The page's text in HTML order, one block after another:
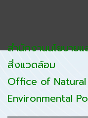
สำนักงานนโยบาย
สิ่งแวดล้อม
Office of
Environmental